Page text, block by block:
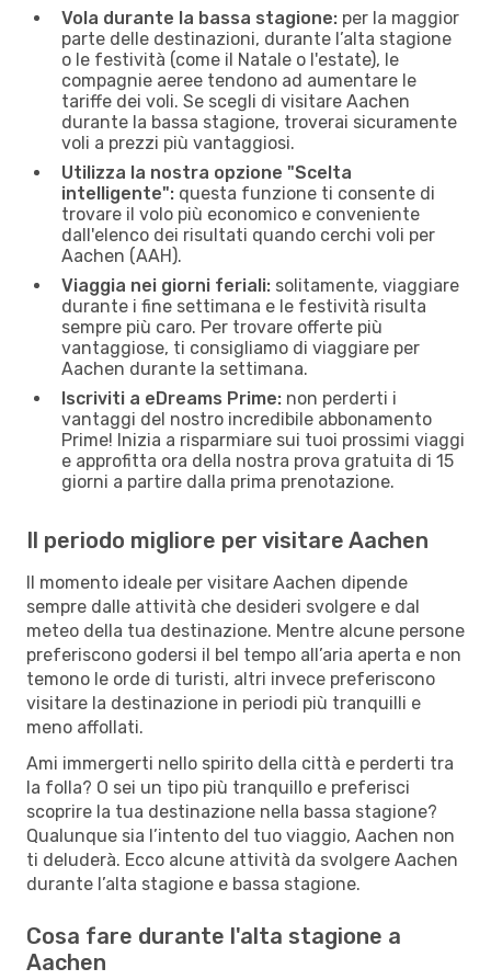
Vola durante la bassa stagione: per la maggior
parte delle destinazioni, durante l’alta stagione
o le festività (come il Natale o l'estate), le
compagnie aeree tendono ad aumentare le
tariffe dei voli. Se scegli di visitare Aachen
durante la bassa stagione, troverai sicuramente
voli a prezzi più vantaggiosi.
Utilizza la nostra opzione "Scelta
intelligente": questa funzione ti consente di
trovare il volo più economico e conveniente
dall'elenco dei risultati quando cerchi voli per
Aachen (AAH).
Viaggia nei giorni feriali: solitamente, viaggiare
durante i fine settimana e le festività risulta
sempre più caro. Per trovare offerte più
vantaggiose, ti consigliamo di viaggiare per
Aachen durante la settimana.
Iscriviti a eDreams Prime: non perderti i
vantaggi del nostro incredibile abbonamento
Prime! Inizia a risparmiare sui tuoi prossimi viaggi
e approfitta ora della nostra prova gratuita di 15
giorni a partire dalla prima prenotazione.
Il periodo migliore per visitare Aachen
Il momento ideale per visitare Aachen dipende
sempre dalle attività che desideri svolgere e dal
meteo della tua destinazione. Mentre alcune persone
preferiscono godersi il bel tempo all’aria aperta e non
temono le orde di turisti, altri invece preferiscono
visitare la destinazione in periodi più tranquilli e
meno affollati.
Ami immergerti nello spirito della città e perderti tra
la folla? O sei un tipo più tranquillo e preferisci
scoprire la tua destinazione nella bassa stagione?
Qualunque sia l’intento del tuo viaggio, Aachen non
ti deluderà. Ecco alcune attività da svolgere Aachen
durante l’alta stagione e bassa stagione.
Cosa fare durante l'alta stagione a
Aachen